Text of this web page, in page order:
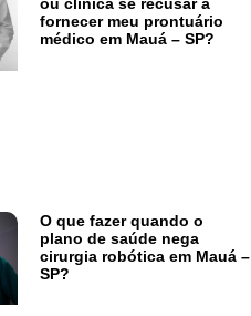
ou clínica se recusar a
fornecer meu prontuário
médico em Mauá – SP?
O que fazer quando o
plano de saúde nega
cirurgia robótica em Mauá –
SP?